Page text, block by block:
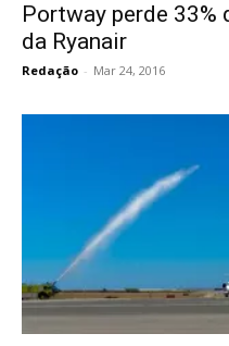
Portway perde
da Ryanair
Redação - Mar 24, 2016